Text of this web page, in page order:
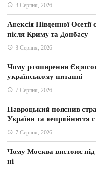
8 Серпня, 2026
Анексія Південної Осетії
після Криму та Донбасу
8 Серпня, 2026
Чому розширення
українському питанні
7 Серпня, 2026
Навроцький пояснив
України та неприйняття
7 Серпня, 2026
Чому Москва вистоює
ні